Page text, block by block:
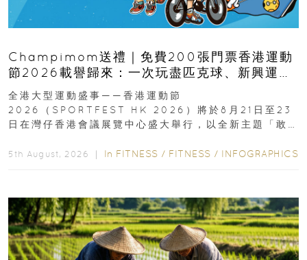
Champimom送禮｜免費200張門票香港運動
節2026載譽歸來：一次玩盡匹克球、新興運
動、街舞比賽＋逾百運動品牌展覽
全港大型運動盛事——香港運動節
2026（SPORTFEST HK 2026）將於8月21日至23
日在灣仔香港會議展覽中心盛大舉行，以全新主題「敢
5th August, 2026 ｜ In FITNESS / FITNESS / INFOGRAPHICS